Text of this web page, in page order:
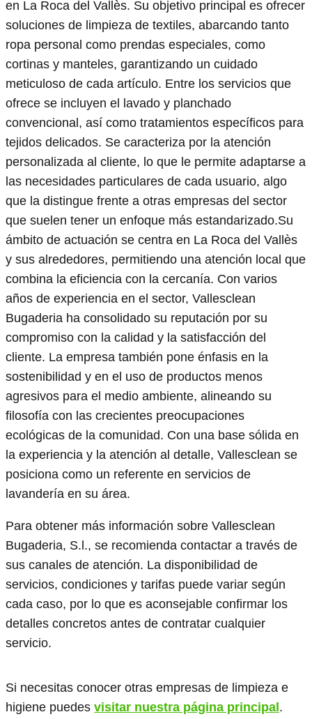
en La Roca del Vallès. Su objetivo principal es ofrecer
soluciones de limpieza de textiles, abarcando tanto
ropa personal como prendas especiales, como
cortinas y manteles, garantizando un cuidado
meticuloso de cada artículo. Entre los servicios que
ofrece se incluyen el lavado y planchado
convencional, así como tratamientos específicos para
tejidos delicados. Se caracteriza por la atención
personalizada al cliente, lo que le permite adaptarse a
las necesidades particulares de cada usuario, algo
que la distingue frente a otras empresas del sector
que suelen tener un enfoque más estandarizado.Su
ámbito de actuación se centra en La Roca del Vallès
y sus alrededores, permitiendo una atención local que
combina la eficiencia con la cercanía. Con varios
años de experiencia en el sector, Vallesclean
Bugaderia ha consolidado su reputación por su
compromiso con la calidad y la satisfacción del
cliente. La empresa también pone énfasis en la
sostenibilidad y en el uso de productos menos
agresivos para el medio ambiente, alineando su
filosofía con las crecientes preocupaciones
ecológicas de la comunidad. Con una base sólida en
la experiencia y la atención al detalle, Vallesclean se
posiciona como un referente en servicios de
lavandería en su área.
Para obtener más información sobre Vallesclean
Bugaderia, S.l., se recomienda contactar a través de
sus canales de atención. La disponibilidad de
servicios, condiciones y tarifas puede variar según
cada caso, por lo que es aconsejable confirmar los
detalles concretos antes de contratar cualquier
servicio.
Si necesitas conocer otras empresas de limpieza e
higiene puedes visitar nuestra página principal .